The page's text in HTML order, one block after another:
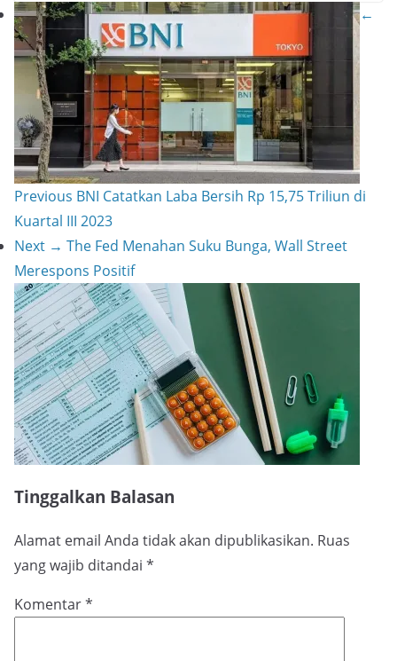
r
e
s
t
ly
L
n
k
h
a
r
e
←
Previous BNI Catatkan Laba Bersih Rp 15,75 Triliun di
Kuartal III 2023
Next → The Fed Menahan Suku Bunga, Wall Street
Merespons Positif
Tinggalkan Balasan
Alamat email Anda tidak akan dipublikasikan. Ruas
yang wajib ditandai *
Komentar*